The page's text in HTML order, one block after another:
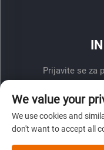
Prijavite se za
We value your
We use cookies and
don't want to accept all